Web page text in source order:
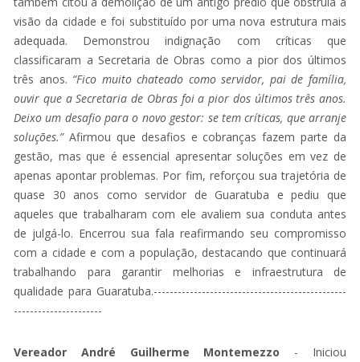
visão da cidade e foi substituído por uma nova estrutura mais
adequada. Demonstrou indignação com críticas que
classificaram a Secretaria de Obras como a pior dos últimos
três anos. “Fico muito chateado como servidor, pai de família,
ouvir que a Secretaria de Obras foi a pior dos últimos três anos.
Deixo um desafio para o novo gestor: se tem críticas, que arranje
soluções.”Afirmou que desafios e cobranças fazem parte da
gestão, mas que é essencial apresentar soluções em vez de
apenas apontar problemas. Por fim, reforçou sua trajetória de
quase 30 anos como servidor de Guaratuba e pediu que
aqueles que trabalharam com ele avaliem sua conduta antes
de julgá-lo. Encerrou sua fala reafirmando seu compromisso
com a cidade e com a população, destacando que continuará
trabalhando para garantir melhorias e infraestrutura de
qualidade para Guaratuba.------------------------------------------------
----------------------
Vereador André Guilherme Montemezzo - Iniciou